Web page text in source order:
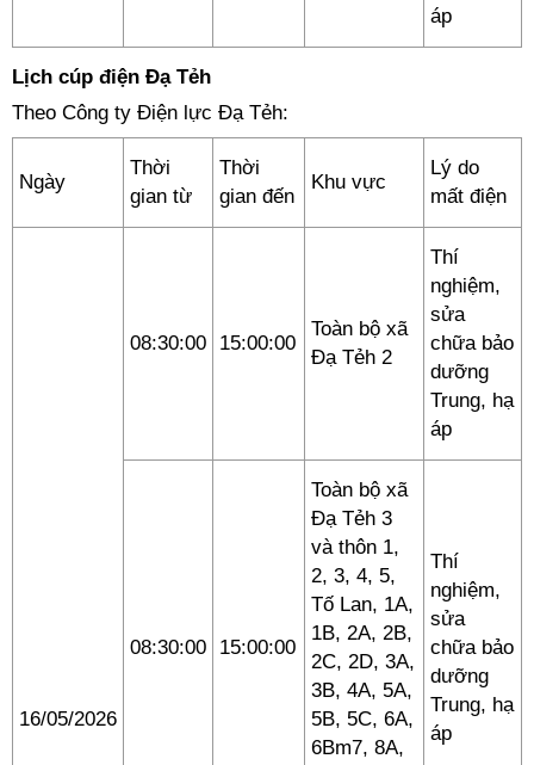
áp
Lịch cúp điện Đạ Tẻh
Theo Công ty Điện lực Đạ Tẻh:
Ngày
Thời
gian từ
Thời
gian đến
Khu vực
Lý do
mất điện
16/05/2026
08:30:00 15:00:00
Toàn bộ xã
Đạ Tẻh 2
Thí
nghiệm,
sửa
chữa bảo
dưỡng
Trung, hạ
áp
08:30:00 15:00:00
Toàn bộ xã
Đạ Tẻh 3
và thôn 1,
2, 3, 4, 5,
Tố Lan, 1A,
1B, 2A, 2B,
2C, 2D, 3A,
3B, 4A, 5A,
5B, 5C, 6A,
6Bm7, 8A,
Thí
nghiệm,
sửa
chữa bảo
dưỡng
Trung, hạ
áp